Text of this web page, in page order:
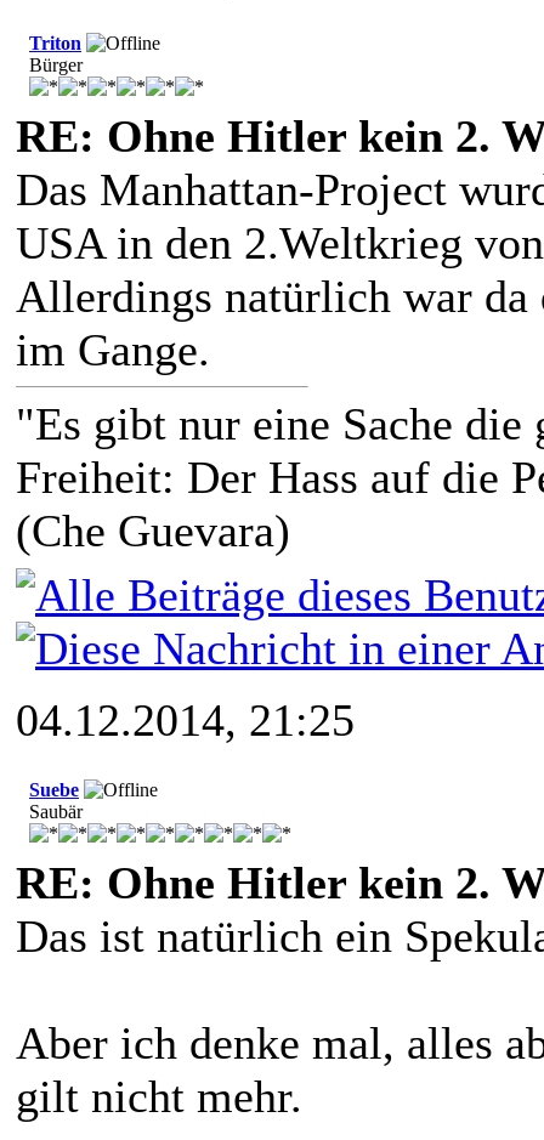
Triton
Bürger
RE: Ohne Hitler kein 2.
Das Manhattan-Project
USA in den 2.Weltkrieg
Allerdings natürlich war
im Gange.
"Es gibt nur eine Sache
Freiheit: Der Hass auf die
(Che Guevara)
04.12.2014, 21:25
Suebe
Saubär
RE: Ohne Hitler kein 2.
Das ist natürlich ein
Aber ich denke mal, alles
gilt nicht mehr.